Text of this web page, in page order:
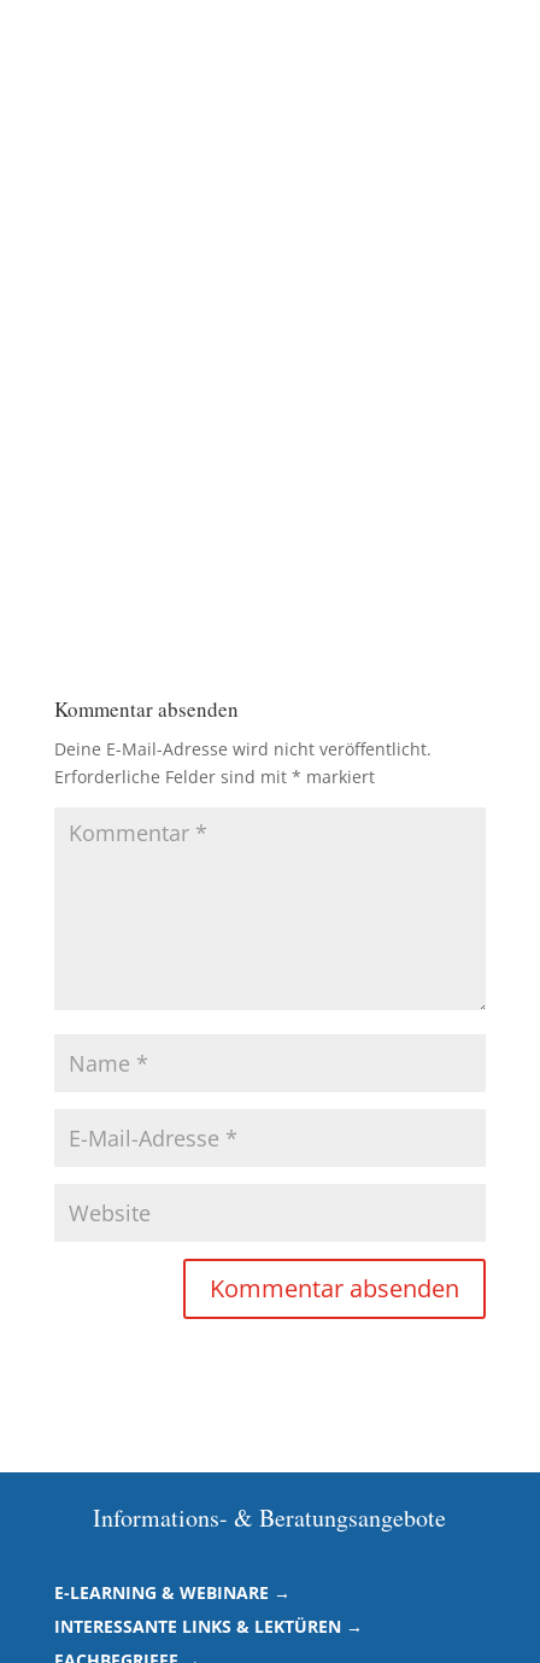
Kommentar absenden
Deine E-Mail-Adresse wird nicht veröffentlicht.
Erforderliche Felder sind mit * markiert
Informations- & Beratungsangebote
E-LEARNING & WEBINARE →
INTERESSANTE LINKS & LEKTÜREN →